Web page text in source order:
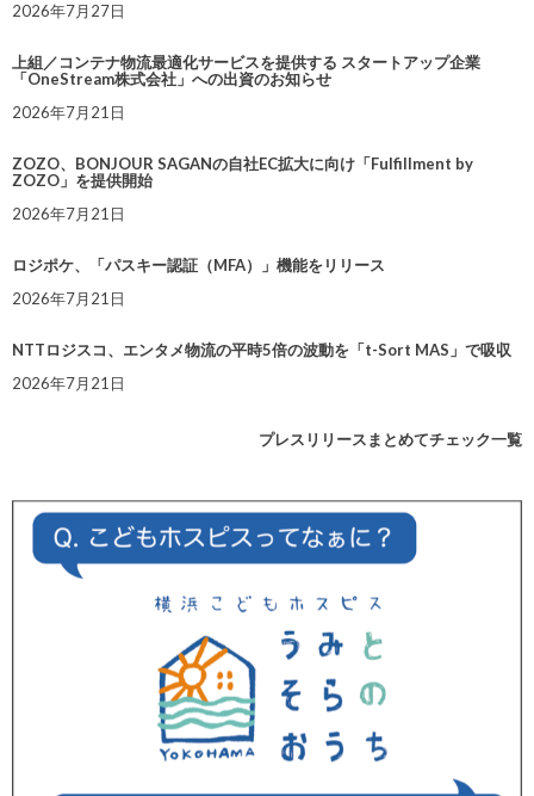
2026年7月27日
上組／コンテナ物流最適化サービスを提供する スタートアップ企業
「OneStream株式会社」への出資のお知らせ
2026年7月21日
ZOZO、BONJOUR SAGANの自社EC拡大に向け「Fulfillment by
ZOZO」を提供開始
2026年7月21日
ロジポケ、「パスキー認証（MFA）」機能をリリース
2026年7月21日
NTTロジスコ、エンタメ物流の平時5倍の波動を「t-Sort MAS」で吸収
2026年7月21日
プレスリリースまとめてチェック一覧